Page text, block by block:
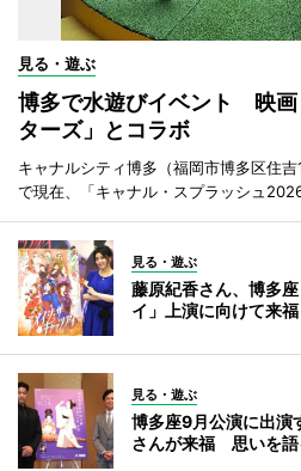
見る・遊ぶ
博多で水遊びイベント 映画
ターズ」とコラボ
キャナルシティ博多（福岡市博多区住
で現在、「キャナル・スプラッシュ
見る・遊ぶ
藤原紀香さん、博多
イ」上演に向けて来福
見る・遊ぶ
博多座9月公演に出演
さんが来福 思いを語